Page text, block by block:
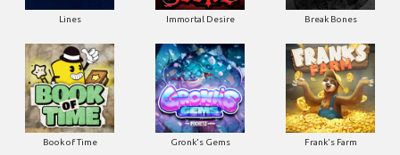
Lines Immortal Desire Break Bones
Book of Time Gronk's Gems Frank's Farm